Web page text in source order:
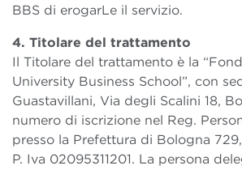
BBS di erogarLe il servizio.
4. Titolare del trattamento
Il Titolare del trattamento è la
University Business School”, con
Guastavillani, Via degli Scalini 18,
numero di iscrizione nel Reg.
presso la Prefettura di Bologna 729,
P. Iva 02095311201. La persona